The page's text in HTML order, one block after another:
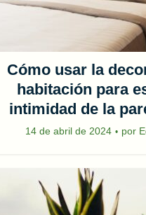
Cómo usar la
habitación para
intimidad de la
14 de abril de 2024 por